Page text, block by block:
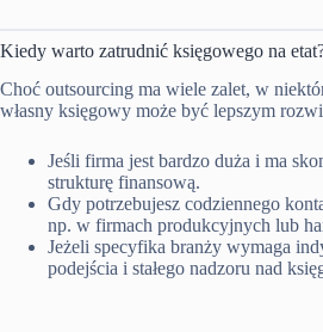
Kiedy warto zatrudnić księgowego na
Choć outsourcing ma wiele zalet, w
własny księgowy może być lepszym
Jeśli firma jest bardzo duża i ma
strukturę finansową.
Gdy potrzebujesz codziennego
np. w firmach produkcyjnych lub
Jeżeli specyfika branży wymaga
podejścia i stałego nadzoru nad